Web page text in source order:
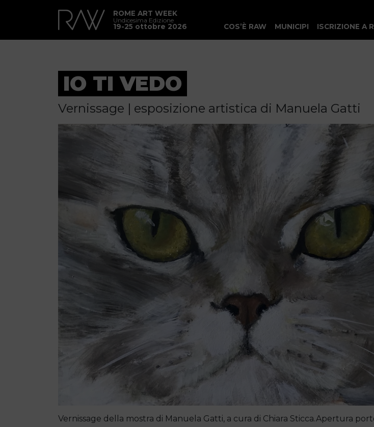
ROME ART WEEK
Undicesima Edizione
19-25 ottobre 2026
COS’È RAW
MUNICIPI ISCRIZIONE A
IO TI VEDO
Vernissage | esposizione artistica di Manuela Gatti
Vernissage della mostra di Manuela Gatti, a cura di Chiara Sticca.Apertura